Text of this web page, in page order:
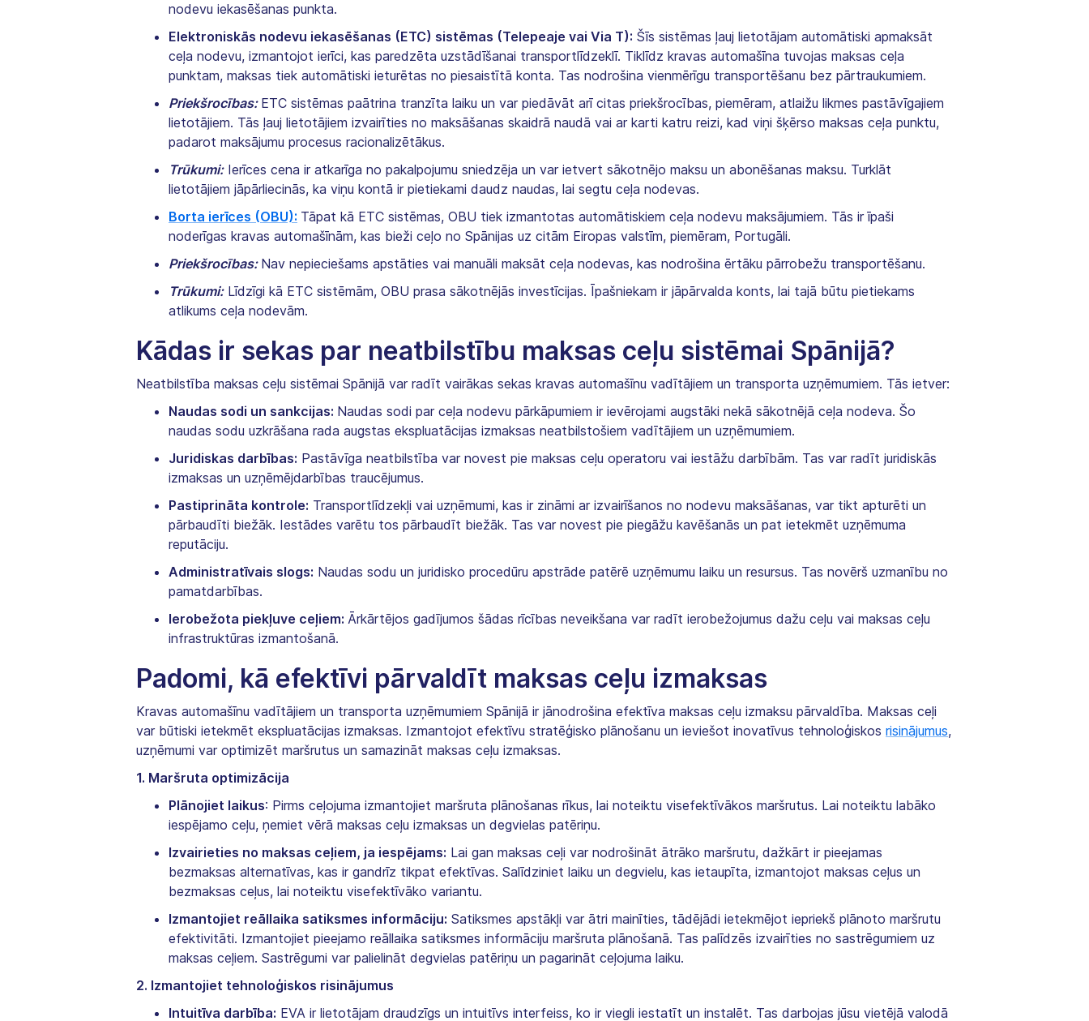
nodevu iekasēšanas punkta.
Elektroniskās nodevu iekasēšanas (ETC) sistēmas (Telepeaje vai Via T): Šīs sistēmas ļauj lietotājam automātiski apmaksāt
ceļa nodevu, izmantojot ierīci, kas paredzēta uzstādīšanai transportlīdzeklī. Tiklīdz kravas automašīna tuvojas maksas ceļa
punktam, maksas tiek automātiski ieturētas no piesaistītā konta. Tas nodrošina vienmērīgu transportēšanu bez pārtraukumiem.
Priekšrocības: ETC sistēmas paātrina tranzīta laiku un var piedāvāt arī citas priekšrocības, piemēram, atlaižu likmes pastāvīgajiem
lietotājiem. Tās ļauj lietotājiem izvairīties no maksāšanas skaidrā naudā vai ar karti katru reizi, kad viņi šķērso maksas ceļa punktu,
padarot maksājumu procesus racionalizētākus.
Trūkumi:Ierīces cena ir atkarīga no pakalpojumu sniedzēja un var ietvert sākotnējo maksu un abonēšanas maksu. Turklāt
lietotājiem jāpārliecinās, ka viņu kontā ir pietiekami daudz naudas, lai segtu ceļa nodevas.
Borta ierīces (OBU): Tāpat kā ETC sistēmas, OBU tiek izmantotas automātiskiem ceļa nodevu maksājumiem. Tās ir īpaši
noderīgas kravas automašīnām, kas bieži ceļo no Spānijas uz citām Eiropas valstīm, piemēram, Portugāli.
Priekšrocības: Nav nepieciešams apstāties vai manuāli maksāt ceļa nodevas, kas nodrošina ērtāku pārrobežu transportēšanu.
Trūkumi:Līdzīgi kā ETC sistēmām, OBU prasa sākotnējās investīcijas. Īpašniekam ir jāpārvalda konts, lai tajā būtu pietiekams
atlikums ceļa nodevām.
Kādas ir sekas par neatbilstību maksas ceļu sistēmai Spānijā?
Neatbilstība maksas ceļu sistēmai Spānijā var radīt vairākas sekas kravas automašīnu vadītājiem un transporta uzņēmumiem. Tās ietver:
Naudas sodi un sankcijas: Naudas sodi par ceļa nodevu pārkāpumiem ir ievērojami augstāki nekā sākotnējā ceļa nodeva. Šo
naudas sodu uzkrāšana rada augstas ekspluatācijas izmaksas neatbilstošiem vadītājiem un uzņēmumiem.
Juridiskas darbības: Pastāvīga neatbilstība var novest pie maksas ceļu operatoru vai iestāžu darbībām. Tas var radīt juridiskās
izmaksas un uzņēmējdarbības traucējumus.
Pastiprināta kontrole: Transportlīdzekļi vai uzņēmumi, kas ir zināmi ar izvairīšanos no nodevu maksāšanas, var tikt apturēti un
pārbaudīti biežāk. Iestādes varētu tos pārbaudīt biežāk. Tas var novest pie piegāžu kavēšanās un pat ietekmēt uzņēmuma
reputāciju.
Administratīvais slogs: Naudas sodu un juridisko procedūru apstrāde patērē uzņēmumu laiku un resursus. Tas novērš uzmanību no
pamatdarbības.
Ierobežota piekļuve ceļiem: Ārkārtējos gadījumos šādas rīcības neveikšana var radīt ierobežojumus dažu ceļu vai maksas ceļu
infrastruktūras izmantošanā.
Padomi, kā efektīvi pārvaldīt maksas ceļu izmaksas
Kravas automašīnu vadītājiem un transporta uzņēmumiem Spānijā ir jānodrošina efektīva maksas ceļu izmaksu pārvaldība. Maksas ceļi
var būtiski ietekmēt ekspluatācijas izmaksas. Izmantojot efektīvu stratēģisko plānošanu un ieviešot inovatīvus tehnoloģiskos risinājumus,
uzņēmumi var optimizēt maršrutus un samazināt maksas ceļu izmaksas.
1. Maršruta optimizācija
Plānojiet laikus: Pirms ceļojuma izmantojiet maršruta plānošanas rīkus, lai noteiktu visefektīvākos maršrutus. Lai noteiktu labāko
iespējamo ceļu, ņemiet vērā maksas ceļu izmaksas un degvielas patēriņu.
Izvairieties no maksas ceļiem, ja iespējams: Lai gan maksas ceļi var nodrošināt ātrāko maršrutu, dažkārt ir pieejamas
bezmaksas alternatīvas, kas ir gandrīz tikpat efektīvas. Salīdziniet laiku un degvielu, kas ietaupīta, izmantojot maksas ceļus un
bezmaksas ceļus, lai noteiktu visefektīvāko variantu.
Izmantojiet reāllaika satiksmes informāciju: Satiksmes apstākļi var ātri mainīties, tādējādi ietekmējot iepriekš plānoto maršrutu
efektivitāti. Izmantojiet pieejamo reāllaika satiksmes informāciju maršruta plānošanā. Tas palīdzēs izvairīties no sastrēgumiem uz
maksas ceļiem. Sastrēgumi var palielināt degvielas patēriņu un pagarināt ceļojuma laiku.
2. Izmantojiet tehnoloģiskos risinājumus
Intuitīva darbība: EVA ir lietotājam draudzīgs un intuitīvs interfeiss, ko ir viegli iestatīt un instalēt. Tas darbojas jūsu vietējā valodā